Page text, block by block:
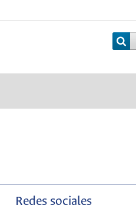
Redes sociales